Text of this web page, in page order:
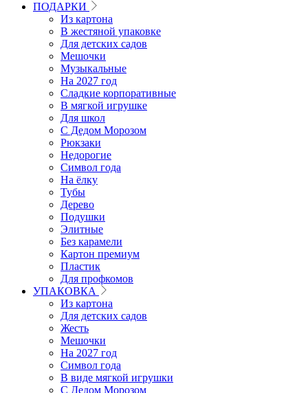
ПОДАРКИ
Из картона
В жестяной упаковке
Для детских садов
Мешочки
Музыкальные
На 2027 год
Сладкие корпоративные
В мягкой игрушке
Для школ
С Дедом Морозом
Рюкзаки
Недорогие
Символ года
На ёлку
Тубы
Дерево
Подушки
Элитные
Без карамели
Картон премиум
Пластик
Для профкомов
УПАКОВКА
Из картона
Для детских садов
Жесть
Мешочки
На 2027 год
Символ года
В виде мягкой игрушки
С Дедом Морозом